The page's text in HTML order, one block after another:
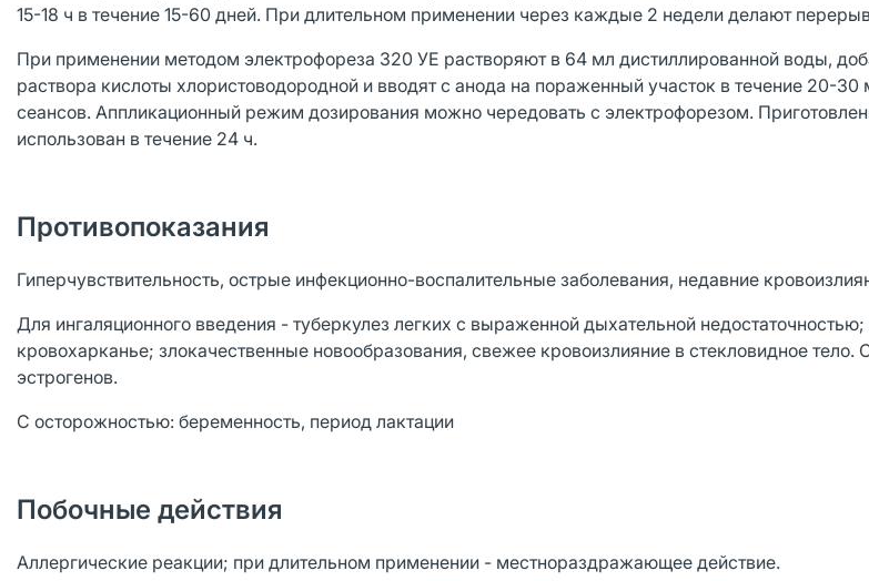
15-18 ч в течение 15-60 дней. При длительном применении через каждые 2 недели делают
При применении методом электрофореза 320 УЕ растворяют в 64 мл дистиллированной воды,
раствора кислоты хлористоводородной и вводят с анода на пораженный участок в течение 20-
сеансов. Аппликационный режим дозирования можно чередовать с электрофорезом.
использован в течение 24 ч.
Противопоказания
Гиперчувствительность, острые инфекционно-воспалительные заболевания, недавние
Для ингаляционного введения - туберкулез легких с выраженной дыхательной недостаточностью;
кровохарканье; злокачественные новообразования, свежее кровоизлияние в стекловидное
эстрогенов.
С осторожностью: беременность, период лактации
Побочные действия
Аллергические реакции; при длительном применении - местнораздражающее действие.